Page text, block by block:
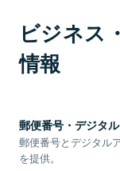
ビジネス
情報
郵便番号・デジタ
郵便番号とデジタル
を提供。